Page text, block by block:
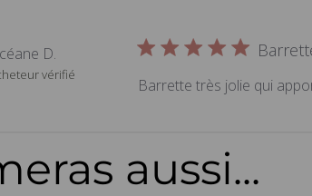
D.
vérifié
Barrette très jolie qui
aussi...